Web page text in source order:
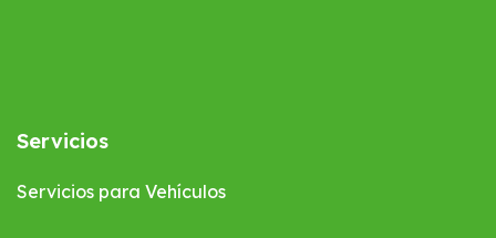
Servicios
Servicios para Vehículos